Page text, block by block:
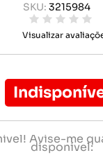
SKU: 3215984
Visualizar
Avise-me
disponível: